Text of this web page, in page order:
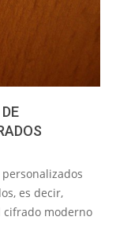
es decir,
cifrado moderno